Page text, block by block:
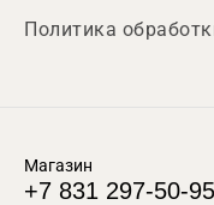
Политика
Магазин
+7 831 297-50-95